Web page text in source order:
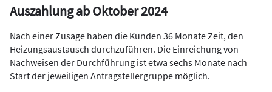
Auszahlung ab Oktober 2024
Nach einer Zusage haben die Kunden 36 Monate Zeit, den
Heizungsaustausch durchzuführen. Die Einreichung von
Nachweisen der Durchführung ist etwa sechs Monate nach
Start der jeweiligen Antragstellergruppe möglich.